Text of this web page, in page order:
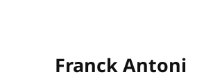
Franck Antoni